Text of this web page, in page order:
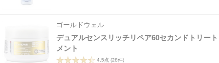
ゴールドウェル
デュアルセンスリッチリペア60セカンドトリート
メント
4.5点 (28件)